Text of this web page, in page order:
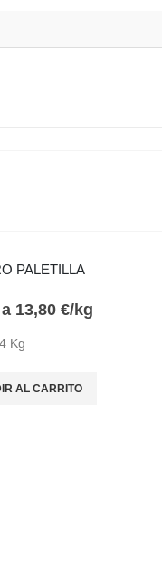
PALETILLA
13,80 €/kg
Kg
AL CARRITO